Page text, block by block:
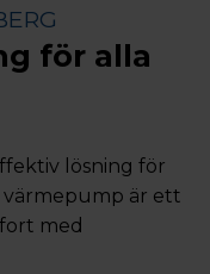
för alla
lösning för
värmepump är ett
med